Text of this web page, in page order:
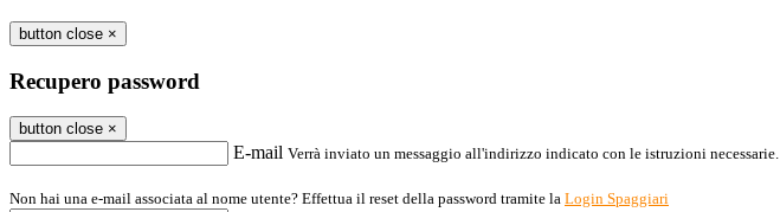
button close ×
Recupero password
button close ×
E-mail Verrà inviato un messaggio all'indirizzo indicato con le istruzioni necessarie.
Non hai una e-mail associata al nome utente? Effettua il reset della password tramite la Login Spaggiari